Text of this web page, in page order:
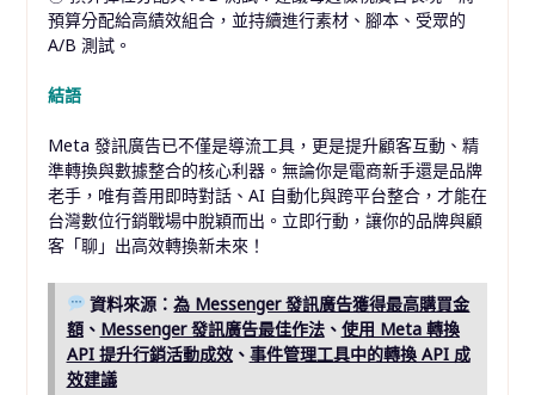
預算分配給高績效組合，並持續進行素材、腳本、受眾的
A/B 測試。
結語
Meta 發訊廣告已不僅是導流工具，更是提升顧客互動、精
準轉換與數據整合的核心利器。無論你是電商新手還是品牌
老手，唯有善用即時對話、AI 自動化與跨平台整合，才能在
台灣數位行銷戰場中脫穎而出。立即行動，讓你的品牌與顧
客「聊」出高效轉換新未來！
資料來源：為 Messenger 發訊廣告獲得最高購買金
額、 Messenger 發訊廣告最佳作法、 使用 Meta 轉換
API 提升行銷活動成效、 事件管理工具中的轉換 API 成
效建議